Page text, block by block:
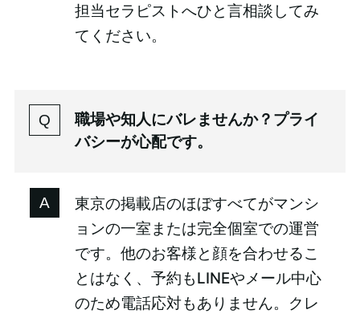
担当セラピストへひと言相談してみ
てください。
職場や知人にバレませんか？プライ
バシーが心配です。
東京の掲載店のほぼすべてがマンシ
ョンの一室または完全個室での運営
です。他のお客様と顔を合わせるこ
とはなく、予約もLINEやメール中心
のため電話応対もありません。クレ